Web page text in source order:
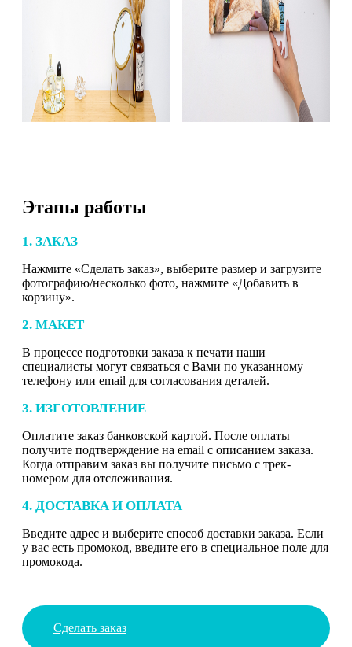
Этапы работы
1. ЗАКАЗ
Нажмите «Сделать заказ», выберите размер и загрузите
фотографию/несколько фото, нажмите «Добавить в
корзину».
2. МАКЕТ
В процессе подготовки заказа к печати наши
специалисты могут связаться с Вами по указанному
телефону или email для согласования деталей.
3. ИЗГОТОВЛЕНИЕ
Оплатите заказ банковской картой. После оплаты
получите подтверждение на email с описанием заказа.
Когда отправим заказ вы получите письмо с трек-
номером для отслеживания.
4. ДОСТАВКА И ОПЛАТА
Введите адрес и выберите способ доставки заказа. Если
у вас есть промокод, введите его в специальное поле для
промокода.
Сделать заказ